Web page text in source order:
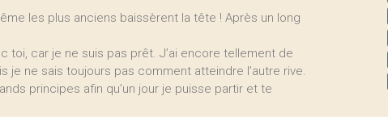
les plus anciens baissèrent la tête ! Après un long
toi, car je ne suis pas prêt. J’ai encore tellement de
ne sais toujours pas comment atteindre l’autre rive.
principes afin qu’un jour je puisse partir et te